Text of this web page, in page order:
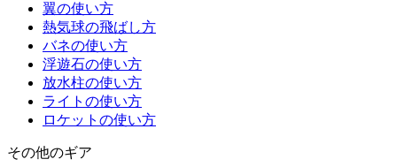
翼の使い方
熱気球の飛ばし方
バネの使い方
浮遊石の使い方
放水柱の使い方
ライトの使い方
ロケットの使い方
その他のギア